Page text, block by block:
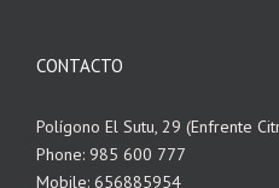
CONTACTO
Polígono El Sutu, 29 (Enfrente
Phone: 985 600 777
Mobile: 656885954